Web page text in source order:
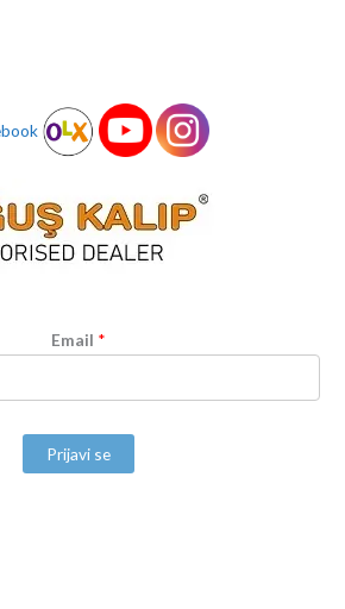
Email *
Prijavi se